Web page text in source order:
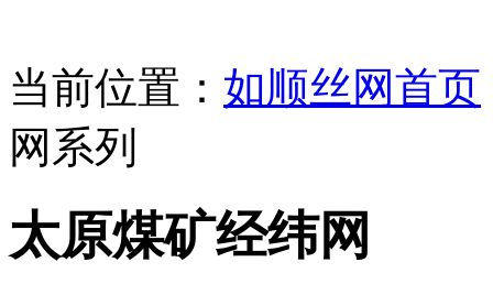
当前位置： 如顺丝网首页
网系列
太原煤矿经纬网